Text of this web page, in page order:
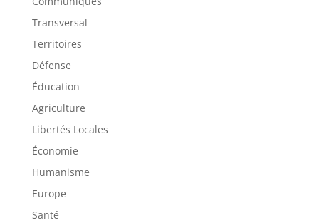
Transversal
Territoires
Défense
Éducation
Agriculture
Libertés Locales
Économie
Humanisme
Europe
Santé